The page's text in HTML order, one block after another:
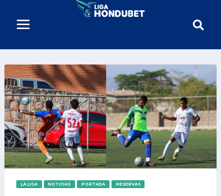
LA LIGA NOTICIAS PORTADA RESERVAS